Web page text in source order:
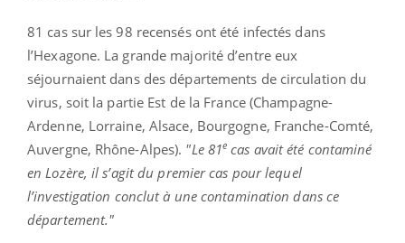
81 cas sur les 98 recensés ont été infectés dans
l’Hexagone. La grande majorité d’entre eux
séjournaient dans des départements de circulation du
virus, soit la partie Est de la France (Champagne-
Ardenne, Lorraine, Alsace, Bourgogne, Franche-Comté,
Auvergne, Rhône-Alpes). "Le 81e cas avait été contaminé
en Lozère, il s’agit du premier cas pour lequel
l’investigation conclut à une contamination dans ce
département."